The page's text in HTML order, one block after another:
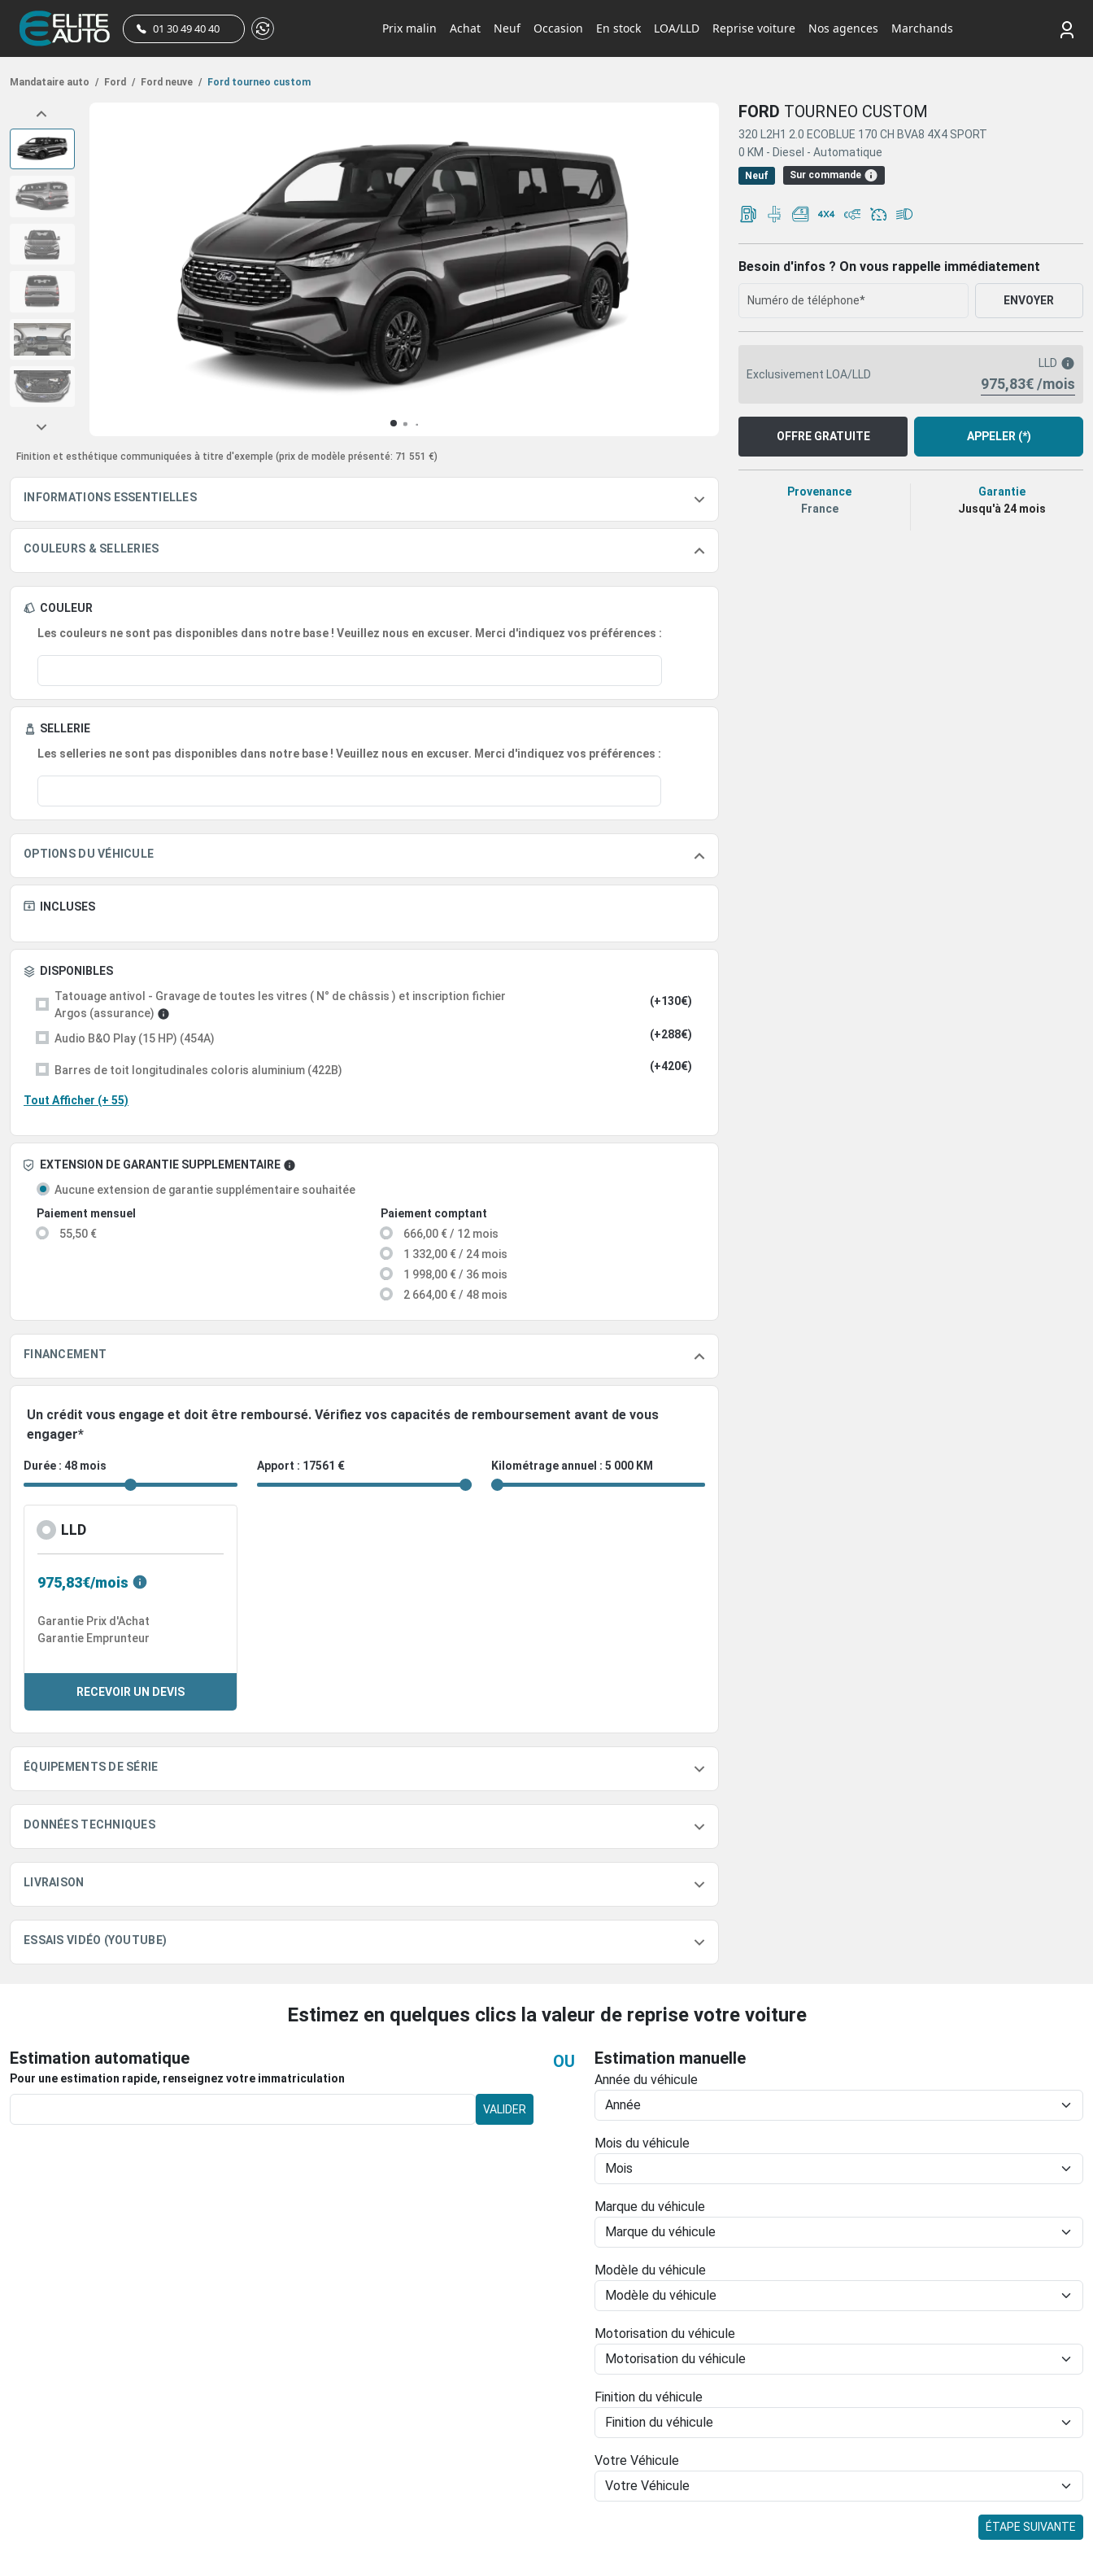
01 30 49 40 40 Prix malin Achat Neuf Occasion En stock LOA/LLD Reprise voiture Nos agences Marchands
Mandataire auto / Ford / Ford neuve / Ford tourneo custom
Finition et esthétique communiquées à titre d'exemple (prix de modèle présenté: 71 551 €)
INFORMATIONS ESSENTIELLES
COULEURS & SELLERIES
COULEUR
Les couleurs ne sont pas disponibles dans notre base ! Veuillez nous en excuser. Merci d'indiquez vos préférences :
SELLERIE
Les selleries ne sont pas disponibles dans notre base ! Veuillez nous en excuser. Merci d'indiquez vos préférences :
OPTIONS DU VÉHICULE
INCLUSES
DISPONIBLES
Tatouage antivol - Gravage de toutes les vitres ( N° de châssis ) et inscription fichier
Argos (assurance)
(+130€)
Audio B&O Play (15 HP) (454A) (+288€)
Barres de toit longitudinales coloris aluminium (422B) (+420€)
Tout Afficher (+ 55)
EXTENSION DE GARANTIE SUPPLEMENTAIRE
Aucune extension de garantie supplémentaire souhaitée
Paiement mensuel
55,50 €
Paiement comptant
666,00 € / 12 mois
1 332,00 € / 24 mois
1 998,00 € / 36 mois
2 664,00 € / 48 mois
FINANCEMENT
Un crédit vous engage et doit être remboursé. Vérifiez vos capacités de remboursement avant de vous
engager*
Durée : 48 mois Apport : 17561 € Kilométrage annuel : 5 000 KM
LLD
975,83€/mois
Garantie Prix d'Achat
Garantie Emprunteur
RECEVOIR UN DEVIS
ÉQUIPEMENTS DE SÉRIE
DONNÉES TECHNIQUES
LIVRAISON
ESSAIS VIDÉO (YOUTUBE)
FORD TOURNEO CUSTOM
320 L2H1 2.0 ECOBLUE 170 CH BVA8 4X4 SPORT
0 KM - Diesel - Automatique
Neuf Sur commande
Besoin d'infos ? On vous rappelle immédiatement
ENVOYER
Exclusivement LOA/LLD
LLD
975,83€ /mois
OFFRE GRATUITE APPELER (*)
Provenance
France
Garantie
Jusqu'à 24 mois
Estimez en quelques clics la valeur de reprise votre voiture
Estimation automatique
Pour une estimation rapide, renseignez votre immatriculation
VALIDER
OU Estimation manuelle
Année du véhicule
Mois du véhicule
Marque du véhicule
Modèle du véhicule
Motorisation du véhicule
Finition du véhicule
Votre Véhicule
ÉTAPE SUIVANTE